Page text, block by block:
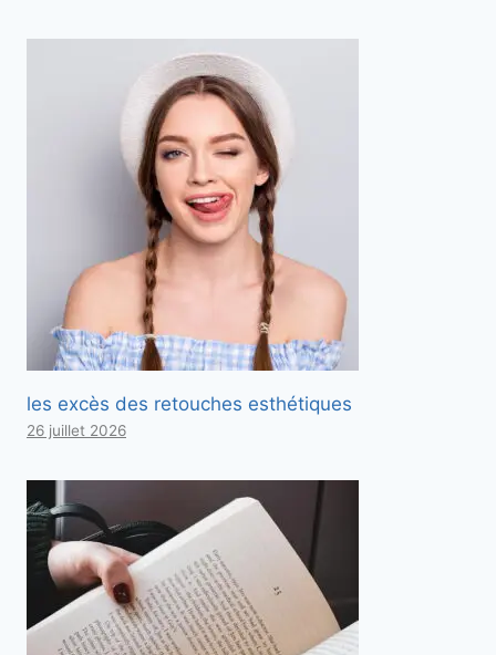
les excès des retouches esthétiques
26 juillet 2026